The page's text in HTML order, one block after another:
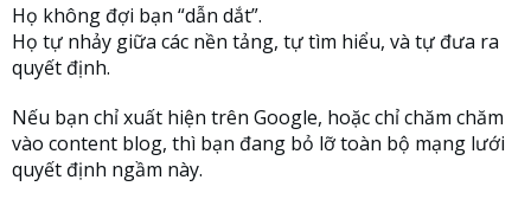
Họ không đợi bạn “dẫn dắt”.
Họ tự nhảy giữa các nền tảng, tự tìm hiểu, và tự đưa ra
quyết định.
Nếu bạn chỉ xuất hiện trên Google, hoặc chỉ chăm chăm
vào content blog, thì bạn đang bỏ lỡ toàn bộ mạng lưới
quyết định ngầm này.